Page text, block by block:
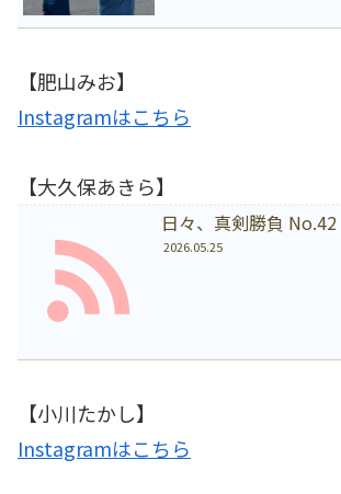
【肥山みお】
Instagramはこちら
【大久保あきら】
日々、真剣勝負 No.42
2026.05.25
【小川たかし】
Instagramはこちら